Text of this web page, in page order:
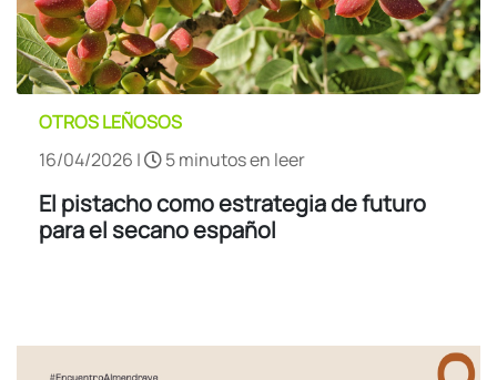
OTROS LEÑOSOS
16/04/2026 |
5 minutos en leer
El pistacho como estrategia de futuro
para el secano español